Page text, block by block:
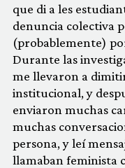
que di a les
denuncia colectiva
(probablemente)
Durante las
me llevaron a
institucional, y
enviaron muchas
muchas
persona, y leí
llamaban feminista